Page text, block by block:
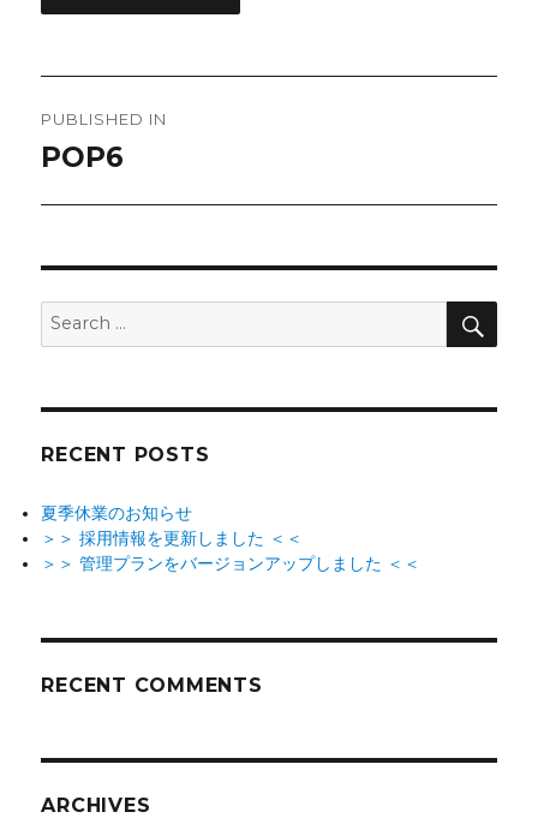
navigation
PUBLISHED IN
POP6
Search
RECENT POSTS
夏季休業のお知らせ
＞＞ 採用情報を更新しました ＜＜
＞＞ 管理プランをバージョンアップしました ＜＜
RECENT COMMENTS
ARCHIVES